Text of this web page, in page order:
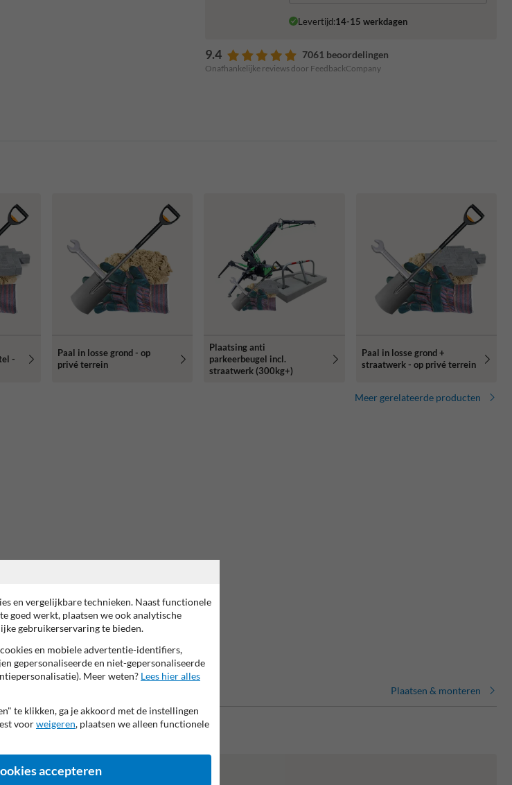
Levertijd:14-15 werkdagen
9.4 7061 beoordelingen
Onafhankelijke reviews door FeedbackCompany
-
Paal in losse grond - op
privé terrein
Plaatsing anti
parkeerbeugel incl.
straatwerk (300kg+)
Paal in losse grond +
straatwerk - op privé terrein
Meer gerelateerde producten
Plaatsen & monteren
Neem contact met ons op
en vergelijkbare technieken. Naast functionele
goed werkt, plaatsen we ook analytische
gebruikerservaring te bieden.
en mobiele advertentie-identifiers,
gepersonaliseerde en niet-gepersonaliseerde
Meer weten? Lees hier alles
te klikken, ga je akkoord met de instellingen
voorweigeren, plaatsen we alleen functionele
accepteren